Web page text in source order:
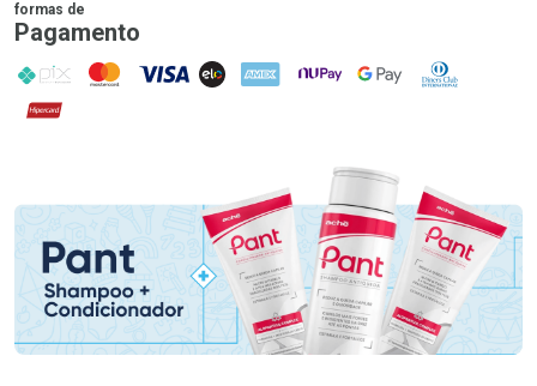
formas de
Pagamento
PIX MasterCard
VISA ELO AMEX NuPay Google PayDiners Club
Hipercard